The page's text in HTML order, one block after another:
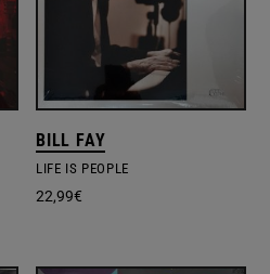
BILL FAY
LIFE IS PEOPLE
22,99€